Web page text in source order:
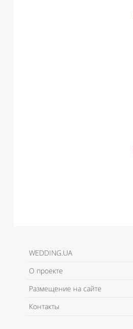
WEDDING.UA
О проекте
Размещение на сайте
Контакты